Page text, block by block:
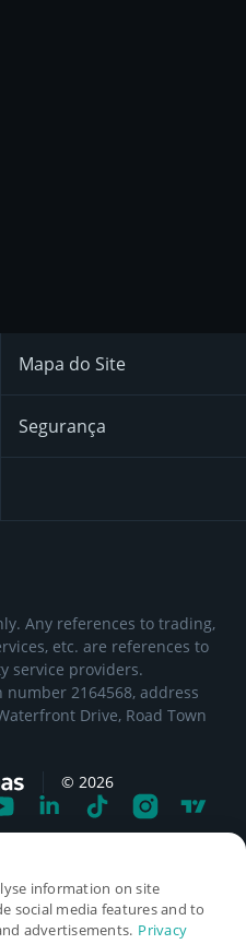
Mapa do Site
Segurança
Any references to trading,
etc. are references to
service providers.
number 2164568, address
Drive, Road Town
© 2026
information on site
social media features and to
advertisements. Privacy